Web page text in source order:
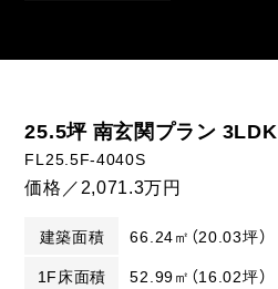
25.5坪 南玄関プラン 3LDK
FL25.5F-4040S
価格／2,071.3万円
建築面積
66.24㎡（20.03坪）
1F床面積
52.99㎡（16.02坪）